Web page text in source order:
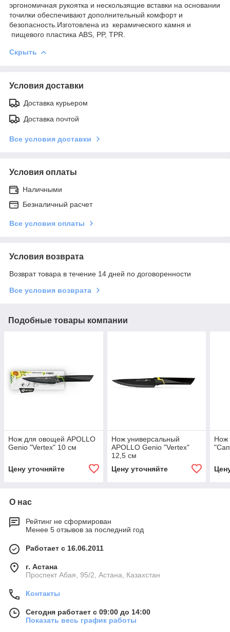
эргономичная рукоятка и нескользящие вставки на основании
точилки обеспечивают дополнительный комфорт и
безопасность.Изготовлена из керамического камня и
пищевого пластика ABS, PP, TPR.
Скрыть
Условия доставки
Доставка курьером
Доставка почтой
Все условия доставки
Условия оплаты
Наличными
Безналичный расчет
Все условия оплаты
Условия возврата
Возврат товара в течение 14 дней по договоренности
Все условия возврата
Подобные товары компании
Нож для овощей APOLLO
Genio "Vertex" 10 см
Цену уточняйте
Нож универсальный
APOLLO Genio "Vertex"
12,5 см
Цену уточняйте
Нож
О нас
Рейтинг не сформирован
Менее 5 отзывов за последний год
Работает с 16.06.2011
г. Астана
​Проспект Абая, 95/2, Астана, Казахстан
Контакты
Сегодня работает с 09:00 до 14:00
Показать весь график работы